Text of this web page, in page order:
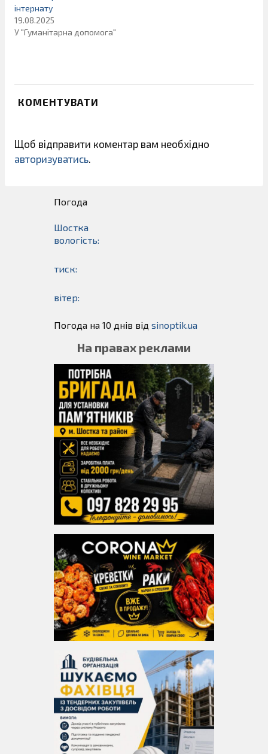
інтернату
19.08.2025
У "Гуманітарна допомога"
КОМЕНТУВАТИ
Щоб відправити коментар вам необхідно
авторизуватись
Погода
Шостка
вологість:
тиск:
вітер:
Погода на 10 днів від sinoptik.ua
На правах реклами